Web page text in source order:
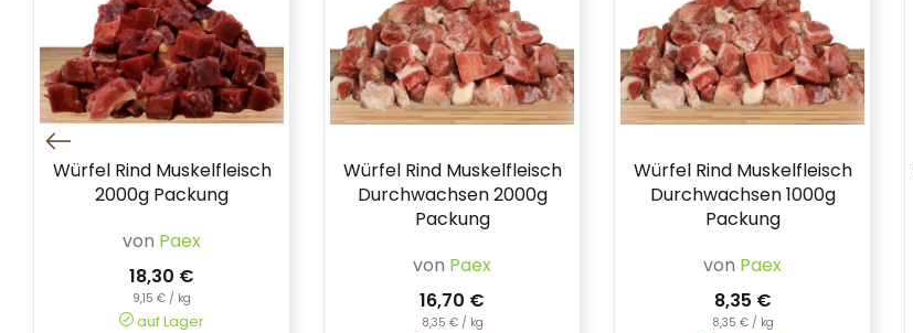
Würfel Rind Muskelfleisch
2000g Packung
von Paex
18,30 €
9,15 € / kg
auf Lager
Würfel Rind Muskelfleisch
Durchwachsen 2000g
Packung
von Paex
16,70 €
8,35 € / kg
Würfel Rind Muskelfleisch
Durchwachsen 1000g
Packung
von Paex
8,35 €
8,35 € / kg